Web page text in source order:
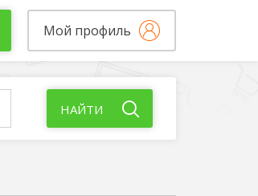
Мой профиль
НАЙТИ